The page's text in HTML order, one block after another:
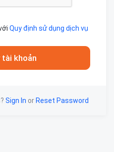
Quy định sử dụng dịch vụ
Sign In or Reset Password